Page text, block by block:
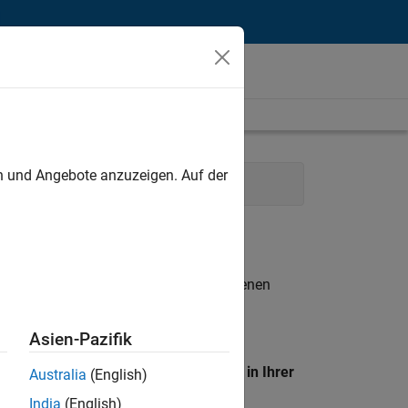
Marketing Services
. Wenn Sie noch immer keine offenen
unseres
Standort, um alle Stellenangebote in Ihrer
Angebote anzuzeigen. Auf der
Asien-Pazifik
Australia (English)
India (English)